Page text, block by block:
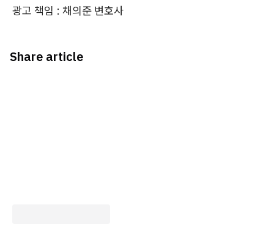
광고 책임 : 채의준 변호사
Share article